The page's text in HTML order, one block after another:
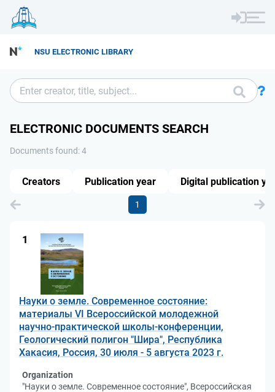
NSU ELECTRONIC LIBRARY
ELECTRONIC DOCUMENTS SEARCH
Documents found: 4
1
1
Науки о земле. Современное состояние:
материалы VI Всероссийской молодежной
научно-практической школы-конференции,
Геологический полигон "Шира", Республика
Хакасия, Россия, 30 июля - 5 августа 2023 г.
Organization
"Науки о земле. Современное состояние", Всероссийская
Creators Publication year Digital publication